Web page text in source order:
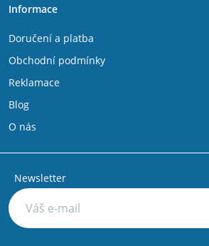
Informace
Doručení a platba
Obchodní podmínky
Reklamace
Blog
O nás
Newsletter